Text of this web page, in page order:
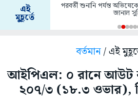
এই
মুহূর্তে
পরবর্তী শুনানি পর্যন্ত
জানাল
বর্তমান/ এই
আইপিএল: ০ রানে আউট
২০৭/৩ (১৮.৩ ওভার),